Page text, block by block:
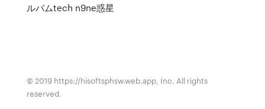
ルバムtech n9ne惑星
© 2019 https://hisoftsphsw.web.app, Inc. All rights
reserved.